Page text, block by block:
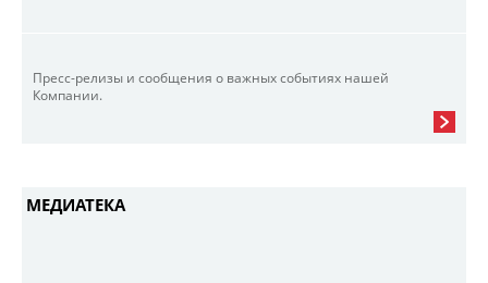
Пресс-релизы и сообщения о важных событиях нашей
Компании.
МЕДИАТЕКА